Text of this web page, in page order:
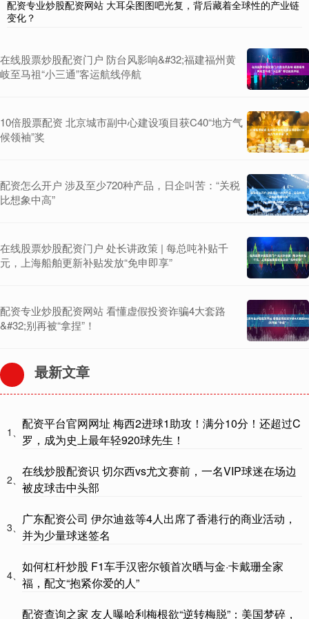
配资专业炒股配资网站 大耳朵图图吧光复，背后藏着全球性的产业链
变化？
在线股票炒股配资门户 防台风影响&#32;福建福州黄
岐至马祖“小三通”客运航线停航
10倍股票配资 北京城市副中心建设项目获C40“地方气
候领袖”奖
配资怎么开户 涉及至少720种产品，日企叫苦：“关税
比想象中高”
在线股票炒股配资门户 处长讲政策 | 每总吨补贴千
元，上海船舶更新补贴发放“免申即享”
配资专业炒股配资网站 看懂虚假投资诈骗4大套路
&#32;别再被“拿捏”！
最新文章
1、
配资平台官网网址 梅西2进球1助攻！满分10分！还超过C
罗，成为史上最年轻920球先生！
2、
在线炒股配资识 切尔西vs尤文赛前，一名VIP球迷在场边
被皮球击中头部
3、
广东配资公司 伊尔迪兹等4人出席了香港行的商业活动，
并为少量球迷签名
4、
如何杠杆炒股 F1车手汉密尔顿首次晒与金·卡戴珊全家
福，配文“抱紧你爱的人”
配资查询之家 友人曝哈利梅根欲“逆转梅脱”：美国梦碎，